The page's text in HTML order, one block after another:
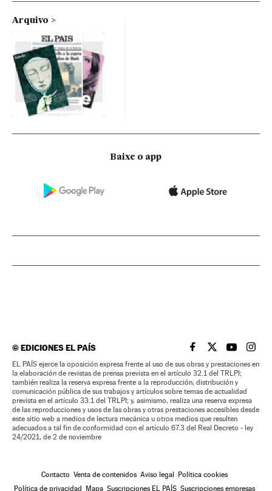
Arquivo
Baixe o app
©EDICIONES EL PAÍS EL PAÍS BRASIL EN
EL PAÍSEL PAÍS
EL
EL PAÍS ejerce la oposición expresa frente al uso de sus obras y prestaciones en
la elaboración de revistas de prensa prevista en el artículo 32.1 del TRLPI;
también realiza la reserva expresa frente a la reproducción, distribución y
comunicación pública de sus trabajos y artículos sobre temas de actualidad
prevista en el artículo 33.1 del TRLPI; y, asimismo, realiza una reserva expresa
de las reproducciones y usos de las obras y otras prestaciones accesibles desde
este sitio web a medios de lectura mecánica u otros medios que resulten
adecuados a tal fin de conformidad con el artículo 67.3 del Real Decreto - ley
24/2021, de 2 de noviembre
Contacto Venta de contenidos Aviso legal Política cookies
Política de privacidad Mapa Suscripciones EL PAÍS Suscripciones empresas